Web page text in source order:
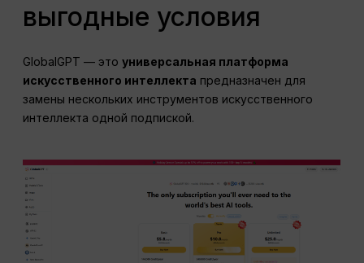
выгодные условия
GlobalGPT — этоуниверсальная платформа
искусственного интеллекта предназначен для
замены нескольких инструментов искусственного
интеллекта одной подпиской.